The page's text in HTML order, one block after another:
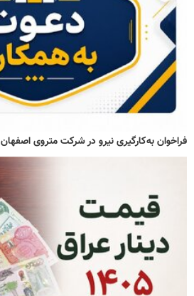
فراخوان به‌کارگیری نیرو در شرکت متروی اصفهان